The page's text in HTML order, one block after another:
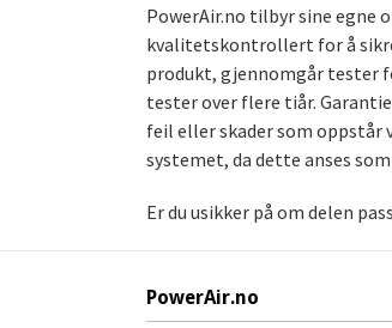
PowerAir.no tilbyr sine egne
kvalitetskontrollert for å
produkt, gjennomgår tester
tester over flere tiår.
feil eller skader som
systemet, da dette anses
Er du usikker på om delen
PowerAir.no